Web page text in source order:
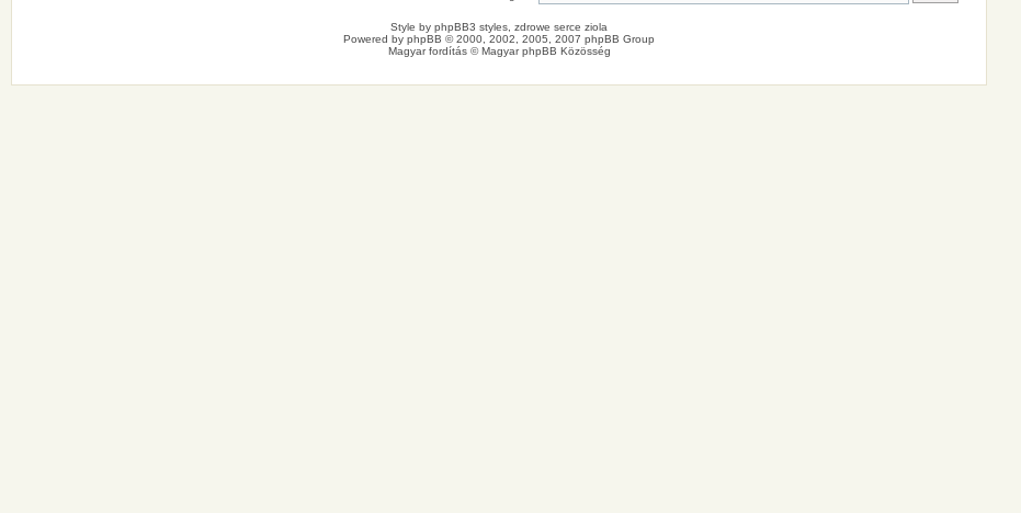
Style by phpBB3 styles , zdrowe serce ziola
Powered by phpBB © 2000, 2002, 2005, 2007 phpBB Group
Magyar fordítás ©Magyar phpBB Közösség